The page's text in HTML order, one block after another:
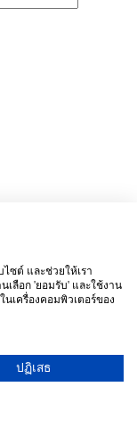
ดี
ศุกร์
เสาร์
ซต์ และช่วยให้เรา
ลือก 'ยอมรับ' และใช้งาน
เครื่องคอมพิวเตอร์ของ
ปฏิเสธ